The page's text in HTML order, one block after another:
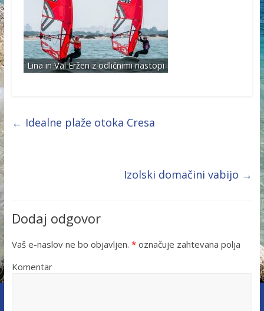
Lina in Val Eržen z odličnimi nastopi
← Idealne plaže otoka Cresa
Izolski domačini vabijo →
Dodaj odgovor
Vaš e-naslov ne bo objavljen. *označuje zahtevana polja
Komentar